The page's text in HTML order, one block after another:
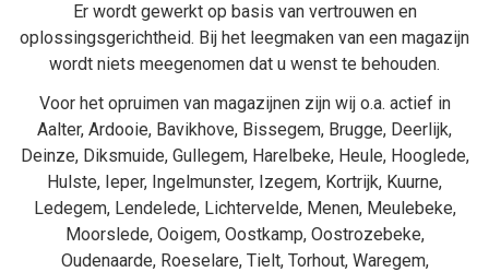
Er wordt gewerkt op basis van vertrouwen en
oplossingsgerichtheid. Bij het leegmaken van een magazijn
wordt niets meegenomen dat u wenst te behouden.
Voor het opruimen van magazijnen zijn wij o.a. actief in
Aalter, Ardooie, Bavikhove, Bissegem, Brugge, Deerlijk,
Deinze, Diksmuide, Gullegem, Harelbeke, Heule, Hooglede,
Hulste, Ieper, Ingelmunster, Izegem, Kortrijk, Kuurne,
Ledegem, Lendelede, Lichtervelde, Menen, Meulebeke,
Moorslede, Ooigem, Oostkamp, Oostrozebeke,
Oudenaarde, Roeselare, Tielt, Torhout, Waregem,